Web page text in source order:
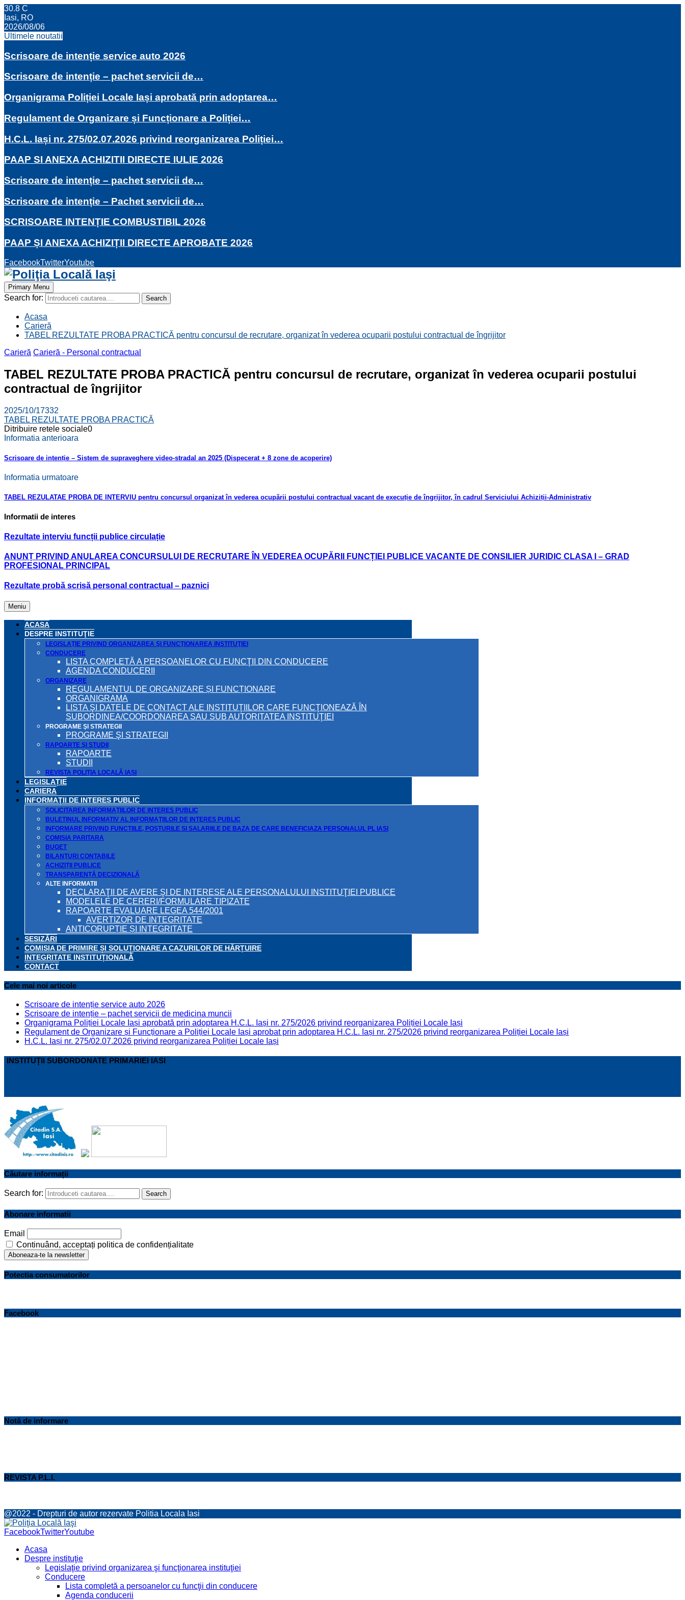
30.8 C
Iasi, RO
2026/08/06
Ultimele noutatii
Scrisoare de intenție service auto 2026
Scrisoare de intenție – pachet servicii de…
Organigrama Poliției Locale Iași aprobată prin adoptarea…
Regulament de Organizare și Funcționare a Poliției…
H.C.L. Iași nr. 275/02.07.2026 privind reorganizarea Poliției…
PAAP SI ANEXA ACHIZITII DIRECTE IULIE 2026
Scrisoare de intenție – pachet servicii de…
Scrisoare de intenție – Pachet servicii de…
SCRISOARE INTENȚIE COMBUSTIBIL 2026
PAAP ȘI ANEXA ACHIZIȚII DIRECTE APROBATE 2026
FacebookTwitterYoutube
Primary Menu
Search for: Search
Acasa
Carieră
TABEL REZULTATE PROBA PRACTICĂ pentru concursul de recrutare, organizat în vederea ocuparii postului contractual de îngrijitor
Carieră Carieră - Personal contractual
TABEL REZULTATE PROBA PRACTICĂ pentru concursul de recrutare, organizat în vederea ocuparii postului
contractual de îngrijitor
2025/10/17332
TABEL REZULTATE PROBA PRACTICĂ
Ditribuire retele sociale0
Informatia anterioara
Scrisoare de intenție – Sistem de supraveghere video-stradal an 2025 (Dispecerat + 8 zone de acoperire)
Informatia urmatoare
TABEL REZULATAE PROBA DE INTERVIU pentru concursul organizat în vederea ocupării postului contractual vacant de execuție de îngrijitor, în cadrul Serviciului Achiziții-Administrativ
Informatii de interes
Rezultate interviu funcții publice circulație
ANUNȚ PRIVIND ANULAREA CONCURSULUI DE RECRUTARE ÎN VEDEREA OCUPĂRII FUNCȚIEI PUBLICE VACANTE DE CONSILIER JURIDIC CLASA I – GRAD
PROFESIONAL PRINCIPAL
Rezultate probă scrisă personal contractual – paznici
Meniu
ACASA
DESPRE INSTITUŢIE
LEGISLAŢIE PRIVIND ORGANIZAREA ŞI FUNCŢIONAREA INSTITUŢIEI
CONDUCERE
LISTA COMPLETĂ A PERSOANELOR CU FUNCŢII DIN CONDUCERE
AGENDA CONDUCERII
ORGANIZARE
REGULAMENTUL DE ORGANIZARE ȘI FUNCȚIONARE
ORGANIGRAMA
LISTA ŞI DATELE DE CONTACT ALE INSTITUŢIILOR CARE FUNCŢIONEAZĂ ÎN
SUBORDINEA/COORDONAREA SAU SUB AUTORITATEA INSTITUŢIEI
PROGRAME ŞI STRATEGII
PROGRAME ŞI STRATEGII
RAPOARTE ŞI STUDII
RAPOARTE
STUDII
REVISTA POLIȚIA LOCALĂ IAȘI
LEGISLAȚIE
CARIERA
INFORMAŢII DE INTERES PUBLIC
SOLICITAREA INFORMAŢIILOR DE INTERES PUBLIC
BULETINUL INFORMATIV AL INFORMAŢIILOR DE INTERES PUBLIC
INFORMARE PRIVIND FUNCTIILE, POSTURILE SI SALARIILE DE BAZA DE CARE BENEFICIAZA PERSONALUL PL IASI
COMISIA PARITARA
BUGET
BILANŢURI CONTABILE
ACHIZIȚII PUBLICE
TRANSPARENȚĂ DECIZIONALĂ
ALTE INFORMATII
DECLARAŢII DE AVERE ŞI DE INTERESE ALE PERSONALULUI INSTITUŢIEI PUBLICE
MODELELE DE CERERI/FORMULARE TIPIZATE
RAPOARTE EVALUARE LEGEA 544/2001
AVERTIZOR DE INTEGRITATE
ANTICORUPȚIE ȘI INTEGRITATE
SESIZĂRI
COMISIA DE PRIMIRE ȘI SOLUȚIONARE A CAZURILOR DE HĂRȚUIRE
INTEGRITATE INSTITUȚIONALĂ
CONTACT
Cele mai noi articole
Scrisoare de intenție service auto 2026
Scrisoare de intenție – pachet servicii de medicina muncii
Organigrama Poliției Locale Iași aprobată prin adoptarea H.C.L. Iași nr. 275/2026 privind reorganizarea Poliției Locale Iași
Regulament de Organizare și Funcționare a Poliției Locale Iași aprobat prin adoptarea H.C.L. Iași nr. 275/2026 privind reorganizarea Poliției Locale Iași
H.C.L. Iași nr. 275/02.07.2026 privind reorganizarea Poliției Locale Iași
INSTITUȚII SUBORDONATE PRIMARIEI IASI
Căutare informații
Search for: Search
Abonare informatii
Email
Continuând, acceptați politica de confidențialitate
Potectia consumatorilor
Facebook
Notă de informare
REVISTA P.L.I.
@2022 - Drepturi de autor rezervate Politia Locala Iasi
FacebookTwitterYoutube
Acasa
Despre instituţie
Legislaţie privind organizarea şi funcţionarea instituţiei
Conducere
Lista completă a persoanelor cu funcţii din conducere
Agenda conducerii